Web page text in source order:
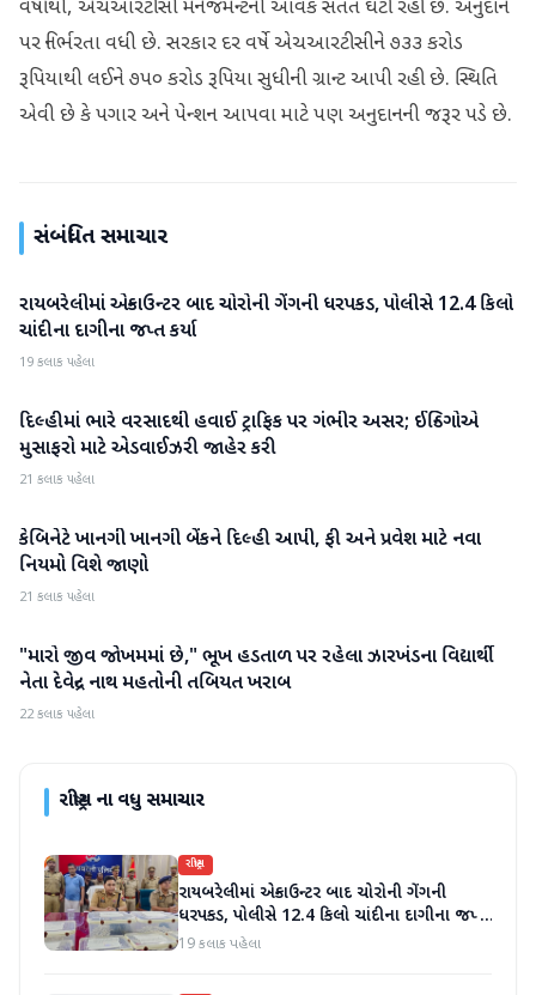
વર્ષોથી, એચઆરટીસી મેનેજમેન્ટની આવક સતત ઘટી રહી છે. અનુદાન
પર નિર્ભરતા વધી છે. સરકાર દર વર્ષે એચઆરટીસીને ૭૩૩ કરોડ
રૂપિયાથી લઈને ૭૫૦ કરોડ રૂપિયા સુધીની ગ્રાન્ટ આપી રહી છે. સ્થિતિ
એવી છે કે પગાર અને પેન્શન આપવા માટે પણ અનુદાનની જરૂર પડે છે.
સંબંધિત સમાચાર
રાષ્ટ્રીય
રાયબરેલીમાં એન્કાઉન્ટર બાદ ચોરોની ગેંગની ધરપકડ, પોલીસે 12.4 કિલો
ચાંદીના દાગીના જપ્ત કર્યા
19 કલાક પહેલા
રાષ્ટ્રીય
દિલ્હીમાં ભારે વરસાદથી હવાઈ ટ્રાફિક પર ગંભીર અસર; ઈન્ડિગોએ
મુસાફરો માટે એડવાઈઝરી જાહેર કરી
21 કલાક પહેલા
રાષ્ટ્રીય
કેબિનેટે ખાનગી ખાનગી બેંકને દિલ્હી આપી, ફી અને પ્રવેશ માટે નવા
નિયમો વિશે જાણો
21 કલાક પહેલા
રાષ્ટ્રીય
"મારો જીવ જોખમમાં છે," ભૂખ હડતાળ પર રહેલા ઝારખંડના વિદ્યાર્થી
નેતા દેવેન્દ્ર નાથ મહતોની તબિયત ખરાબ
22 કલાક પહેલા
રાષ્ટ્રીયના વધુ સમાચાર
રાષ્ટ્રીય
રાયબરેલીમાં એન્કાઉન્ટર બાદ ચોરોની ગેંગની
ધરપકડ, પોલીસે 12.4 કિલો ચાંદીના દાગીના જપ્ત
કર્યા
19 કલાક પહેલા